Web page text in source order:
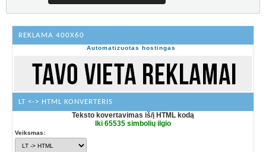
REKLAMA 400X60
Automatizuotas hostingas
LT <-> HTML KONVERTERIS
Teksto kovertavimas iš/į HTML kodą
Iki 65535 simbolių ilgio
Veiksmas: